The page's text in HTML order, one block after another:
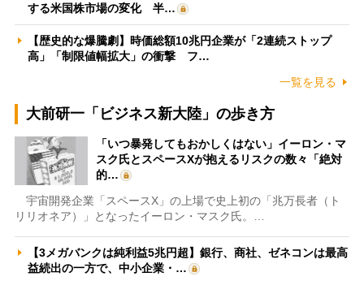
する米国株市場の変化 半…
【歴史的な爆騰劇】時価総額10兆円企業が「2連続ストップ
高」「制限値幅拡大」の衝撃 フ…
一覧を見る
大前研一「ビジネス新大陸」の歩き方
「いつ暴発してもおかしくはない」イーロン・マ
スク氏とスペースXが抱えるリスクの数々「絶対
的…
宇宙開発企業「スペースX」の上場で史上初の「兆万長者（ト
リリオネア）」となったイーロン・マスク氏。…
【3メガバンクは純利益5兆円超】銀行、商社、ゼネコンは最高
益続出の一方で、中小企業・…